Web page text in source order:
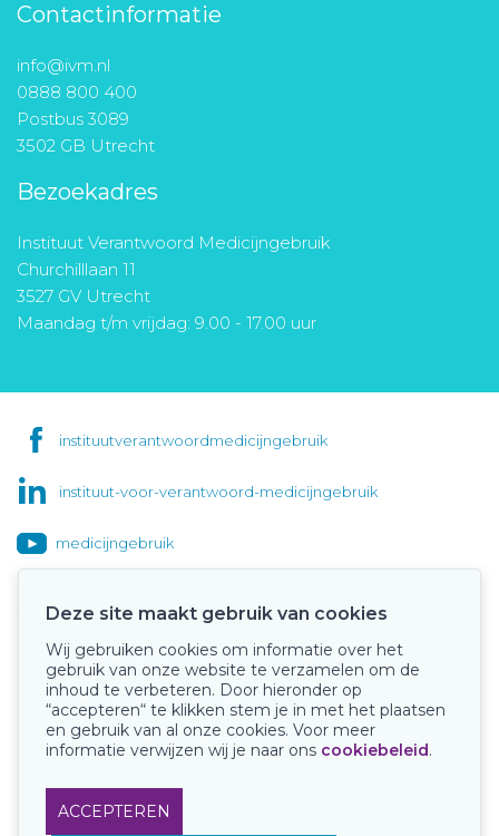
Contactinformatie
info@ivm.nl
0888 800 400
Postbus 3089
3502 GB Utrecht
Bezoekadres
Instituut Verantwoord Medicijngebruik
Churchilllaan 11
3527 GV Utrecht
Maandag t/m vrijdag: 9.00 - 17.00 uur
instituutverantwoordmedicijngebruik
instituut-voor-verantwoord-medicijngebruik
medicijngebruik
Onze keurmerken
Deze site maakt gebruik van cookies
Wij gebruiken cookies om informatie over het
gebruik van onze website te verzamelen om de
inhoud te verbeteren. Door hieronder op
“accepteren“ te klikken stem je in met het plaatsen
en gebruik van al onze cookies. Voor meer
informatie verwijzen wij je naar ons cookiebeleid.
ACCEPTEREN